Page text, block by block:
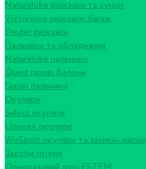
Naturehike рюкзаки та сумки
Victorinox рюкзаки, багаж
Deuter рюкзаки
Пальники та обладнання
Naturehike пальники
Quest газові балони
Газові пальники
Окуляри
Select окуляри
Umarex окуляри
WoSport окуляри та захисні маски
Засоби гігієни